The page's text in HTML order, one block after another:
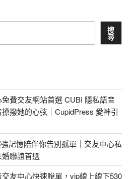
搜
尋
費交友網站首選 CUBI 隱私語音
撥她的心弦｜CupidPress 愛神引
記憶陪伴你告別孤單｜交友中心私
聯誼首選
友中心快速脫單，vip線上線下530